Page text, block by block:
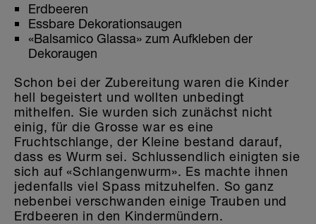
Erdbeeren
Essbare Dekorationsaugen
«Balsamico Glassa» zum Aufkleben der
Dekoraugen
Schon bei der Zubereitung waren die Kinder
hell begeistert und wollten unbedingt
mithelfen. Sie wurden sich zunächst nicht
einig, für die Grosse war es eine
Fruchtschlange, der Kleine bestand darauf,
dass es Wurm sei. Schlussendlich einigten sie
sich auf «Schlangenwurm». Es machte ihnen
jedenfalls viel Spass mitzuhelfen. So ganz
nebenbei verschwanden einige Trauben und
Erdbeeren in den Kindermündern.